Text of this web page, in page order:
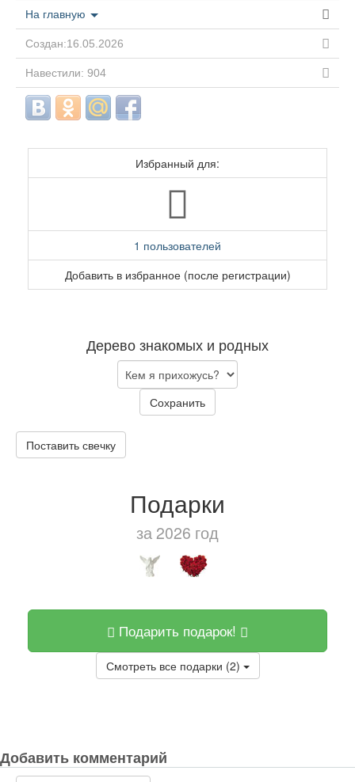
На главную
Создан:16.05.2026
Навестили: 904
Избранный для:
1 пользователей
Добавить в избранное (после регистрации)
Дерево знакомых и родных
Сохранить
Поставить свечку
Подарки
за 2026 год
Подарить подарок!
Смотреть все подарки (2)
Добавить комментарий